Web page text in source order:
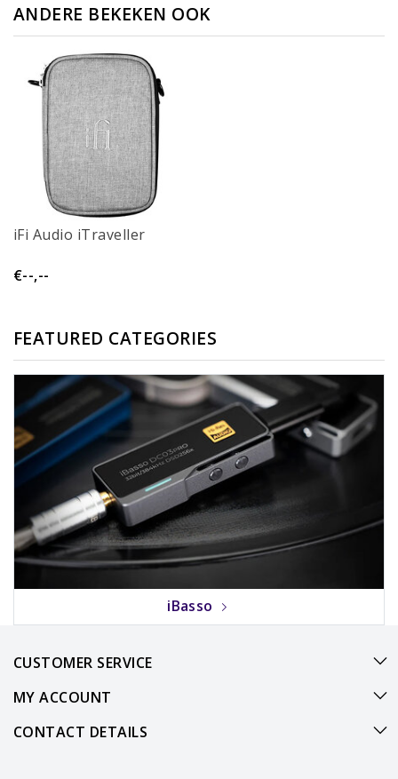
ANDERE BEKEKEN OOK
iFi Audio iTraveller
€--,--
FEATURED CATEGORIES
iBasso
CUSTOMER SERVICE
MY ACCOUNT
CONTACT DETAILS